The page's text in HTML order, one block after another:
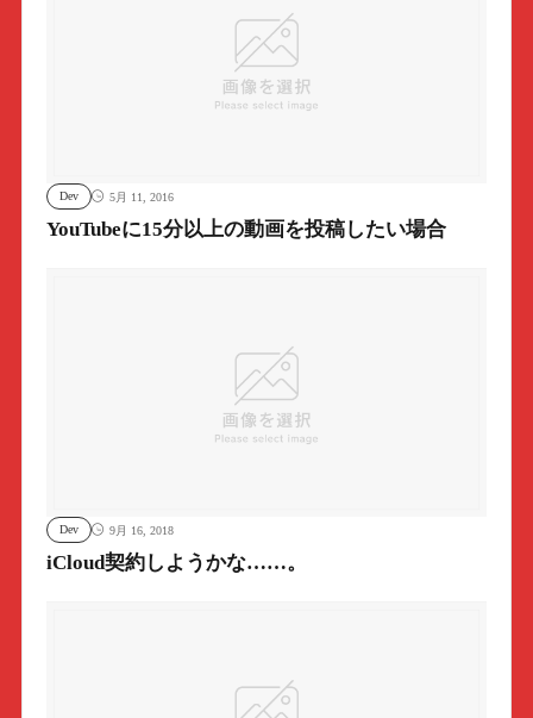
Dev 5月 11, 2016
YouTubeに15分以上の動画を投稿したい場合
Dev 9月 16, 2018
iCloud契約しようかな……。